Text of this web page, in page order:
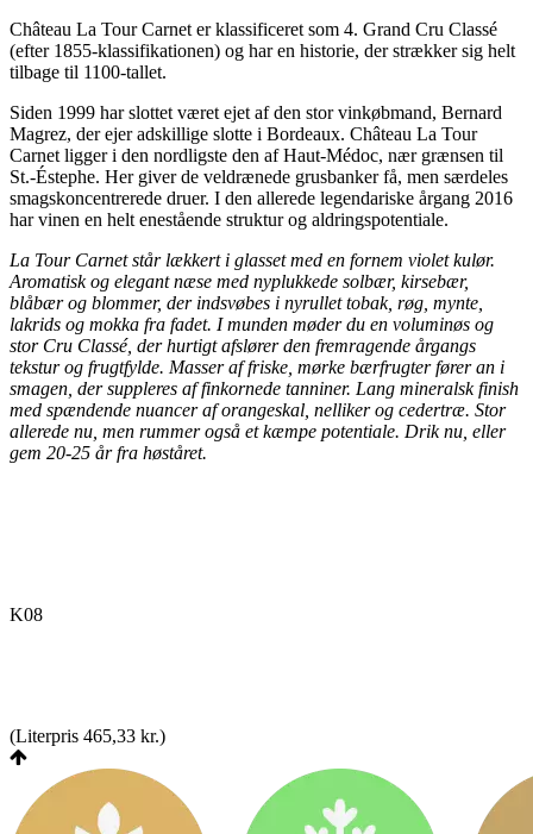
Château La Tour Carnet er klassificeret som 4. Grand Cru Classé
(efter 1855-klassifikationen) og har en historie, der strækker sig helt
tilbage til 1100-tallet.
Siden 1999 har slottet været ejet af den stor vinkøbmand, Bernard
Magrez, der ejer adskillige slotte i Bordeaux. Château La Tour
Carnet ligger i den nordligste den af Haut-Médoc, nær grænsen til
St.-Éstephe. Her giver de veldrænede grusbanker få, men særdeles
smagskoncentrerede druer. I den allerede legendariske årgang 2016
har vinen en helt enestående struktur og aldringspotentiale.
La Tour Carnet står lækkert i glasset med en fornem violet kulør.
Aromatisk og elegant næse med nyplukkede solbær, kirsebær,
blåbær og blommer, der indsvøbes i nyrullet tobak, røg, mynte,
lakrids og mokka fra fadet. I munden møder du en voluminøs og
stor Cru Classé, der hurtigt afslører den fremragende årgangs
tekstur og frugtfylde. Masser af friske, mørke bærfrugter fører an i
smagen, der suppleres af finkornede tanniner. Lang mineralsk finish
med spændende nuancer af orangeskal, nelliker og cedertræ. Stor
allerede nu, men rummer også et kæmpe potentiale. Drik nu, eller
gem 20-25 år fra høståret.
K08
(Literpris 465,33 kr.)